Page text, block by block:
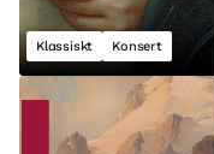
Klassiskt Konsert